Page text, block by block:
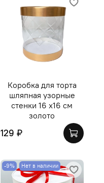
Коробка для торта
шляпная узорные
стенки 16 х16 см
золото
129 ₽
-9% Нет в наличии